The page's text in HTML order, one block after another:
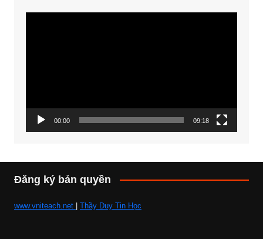
00:00 09:18
Đăng ký bản quyền
www.vniteach.net | Thầy Duy Tin Học